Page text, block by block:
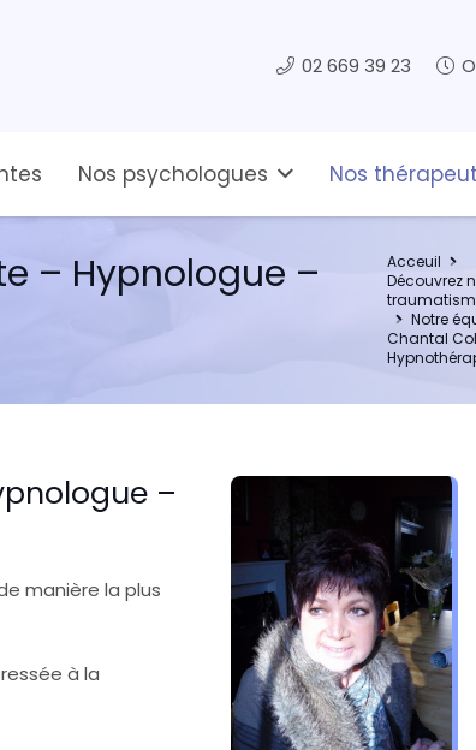
02 669 39 23
Nos psychologues Nos
– Hypnologue –
Acceuil
Découvrez
Notre
Chantal
–
manière la plus
à la